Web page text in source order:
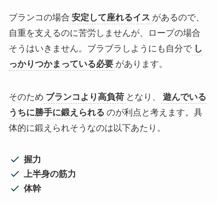
ブランコの場合 安定して座れるイス があるので、
自重を支えるのに苦労しませんが、ロープの場合
そうはいきません。ブラブラしようにも自分で し
っかりつかまっている必要 があります。
そのため ブランコより高負荷 となり、
遊んでいる
うちに勝手に鍛えられる のが利点と考えます。具
体的に鍛えられそうなのは以下あたり。
握力
上半身の筋力
体幹